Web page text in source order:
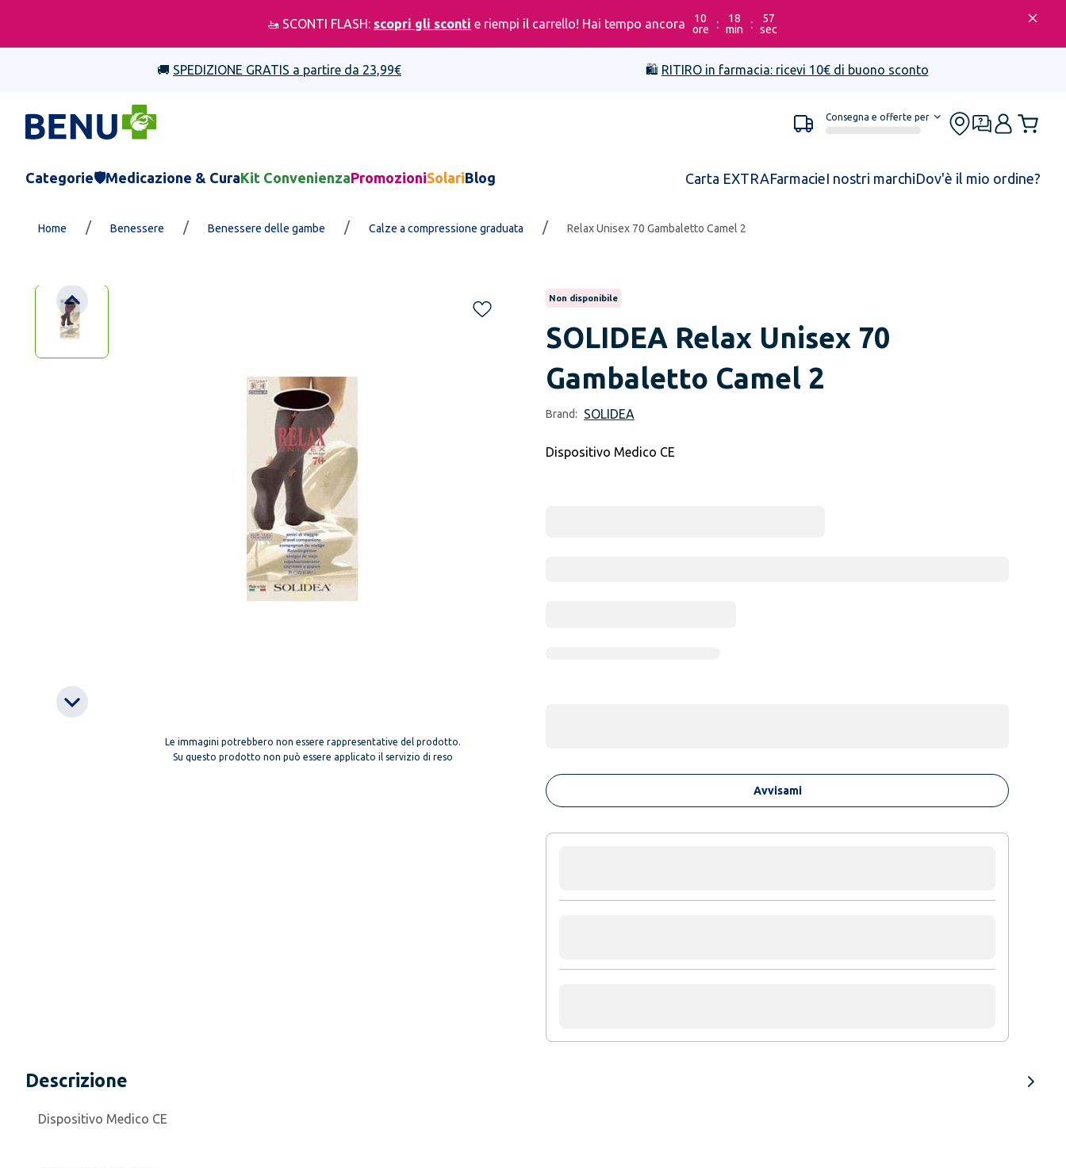
🚤 SCONTI FLASH: scopri gli sconti e riempi il carrello! Hai tempo ancora
10
ore
:
18
min
:
57
sec
🚚 SPEDIZIONE GRATIS a partire da 23,99€ 🛍️ RITIRO in farmacia: ricevi 10€ di buono sconto
Consegna e offerte per
Categorie🛡️Medicazione & CuraKit ConvenienzaPromozioniSolariBlog Carta EXTRAFarmacieI nostri marchiDov'è il mio ordine?
Home / Benessere / Benessere delle gambe / Calze a compressione graduata / Relax Unisex 70 Gambaletto Camel 2
Le immagini potrebbero non essere rappresentative del prodotto.
Su questo prodotto non può essere applicato il servizio di reso
Non disponibile
SOLIDEA Relax Unisex 70
Gambaletto Camel 2
Brand: SOLIDEA
Dispositivo Medico CE
Avvisami
Descrizione
Dispositivo Medico CE